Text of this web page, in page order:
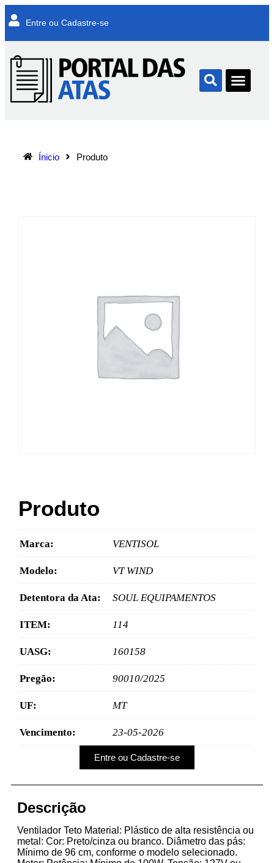
Entre ou Cadastre-se
Ínicio Produto
Produto
Marca: VENTISOL
Modelo: VT WIND
Detentora da Ata: SOUL EQUIPAMENTOS
ITEM: 114
UASG: 160158
Pregão: 90010/2025
UF: MT
Vencimento: 23-05-2026
Entre ou Cadastre-se
Descrição
Ventilador Teto Material: Plástico de alta resistência ou
metal: Cor: Preto/cinza ou branco. Diâmetro das pás:
Mínimo de 96 cm, conforme o modelo selecionado.